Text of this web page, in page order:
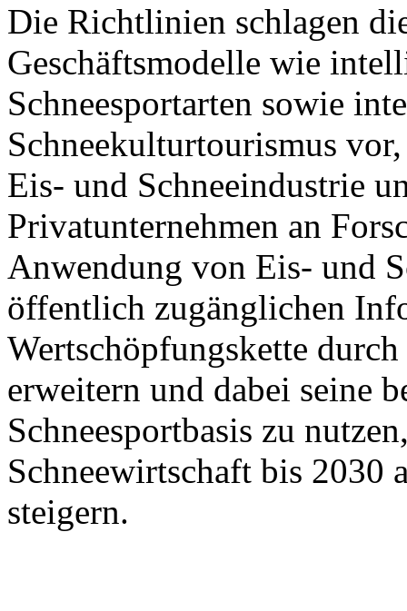
Die Richtlinien schlagen
Geschäftsmodelle wie
Schneesportarten sowie
Schneekulturtourismus
Eis- und Schneeindustrie
Privatunternehmen an
Anwendung von Eis- und
öffentlich zugänglichen
Wertschöpfungskette
erweitern und dabei seine
Schneesportbasis zu
Schneewirtschaft bis 2030
steigern.